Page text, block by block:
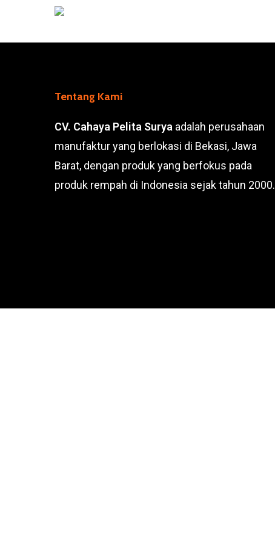
Tentang Kami
CV. Cahaya Pelita Surya adalah perusahaan
manufaktur yang berlokasi di Bekasi, Jawa
Barat, dengan produk yang berfokus pada
produk rempah di Indonesia sejak tahun 2000.